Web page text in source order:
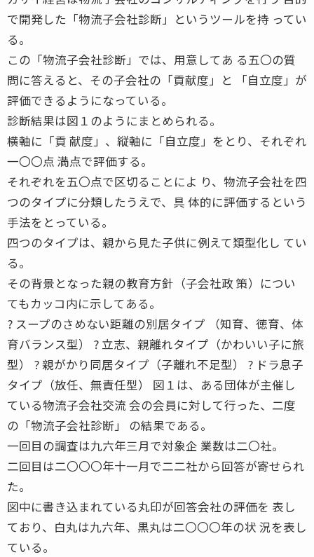
で開発した「物流子会社診断」というツールを持 ってい
る。
この「物流子会社診断」では、用意してあ る五〇の質
問に答えると、その子会社の「貢献度」と 「自立度」が
評価できるようになっている。
診断結果は図１のようにまとめられる。
横軸に「貢 献度」、縦軸に「自立度」をとり、それぞれ
一〇〇点 満点で評価する。
それぞれを五〇点で区切ることによ り、物流子会社を四
つのタイプに分類したうえで、具 体的に評価するという
手法をとっている。
四つのタイプは、親から見た子供に例えて類型化し てい
る。
その背景となった親の教育方針（子会社政 策）につい
てもカッコ内に示してある。
? スープのさめない距離の別居タイプ （知育、徳育、体
育バランス型） ? 立志、親離れタイプ（かわいい子に旅
型） ? 親がかり同居タイプ（子離れ不足型） ? ドラ息子
タイプ（放任、無責任型） 図１は、ある団体が主催し
ている物流子会社交流 会の会員に対して行った、二度
の「物流子会社診断」 の結果である。
一回目の調査は九六年三月で対象企 業数は二〇社。
二回目は二〇〇〇年十一月で二二社から回答が寄せられ
た。
図中に書き込まれている丸印が回答会社の評価を 表し
ており、白丸は九六年、黒丸は二〇〇〇年の状 況を表し
ている。